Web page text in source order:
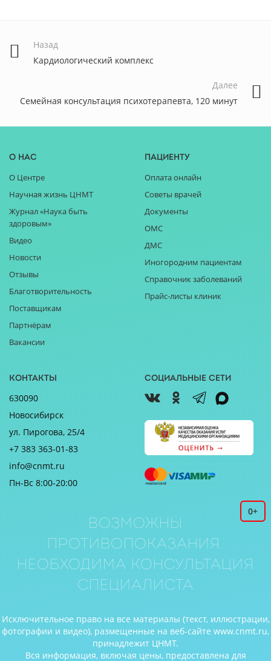
Назад
Кардиологический комплекс
Далее
Семейная консультация психотерапевта, 120 минут
О нас
О Центре
Научная жизнь ЦНМТ
Журнал «Наука быть
здоровым»
Видео
Новости
Отзывы
Благотворительность
Поставщикам
Партнёрам
Вакансии
Пациенту
Оплата онлайн
Советы врачей
Документы
ОМС
ДМС
Иногородним пациентам
Справочник заболеваний
Прайс-листы клиник
Контакты
630090
Новосибирск
ул. Пирогова, 25/4
+7 383 363-01-83
info@cnmt.ru
Пн-Вс 8:00-20:00
Социальные сети
0+
Возможны
противопоказания.
Необходима консультация
специалиста
Исключительное право на все материалы (текст, иллюстрации,
фотографии и видео), размещенные на веб-сайте www.cnmt.ru,
принадлежит ЦНМТ.
Вся информация, включая цены, предоставлена для